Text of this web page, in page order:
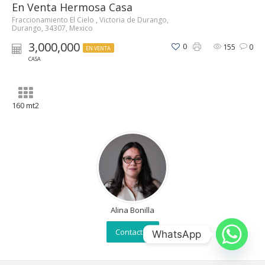
En Venta Hermosa Casa
Fraccionamiento El Cielo , Victoria de Durango,
Durango, 34307, Mexico
3,000,000
EN VENTA
CASA
155 0
0
160 mt2
Alina Bonilla
Contactar WhatsApp